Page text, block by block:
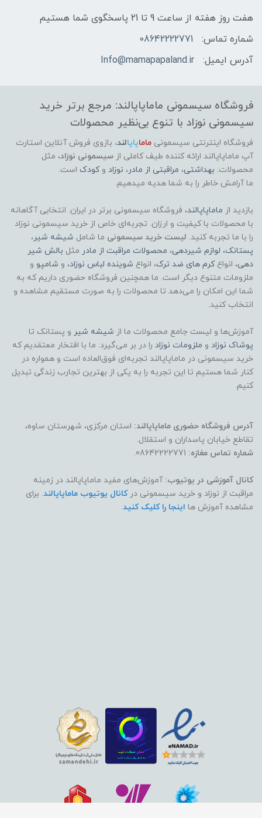
هفت روز هفته از ساعت 9 تا 21 پاسخگوی شما هستیم
شماره تماس:
08642222771
آدرس ایمیل:
Info@mamapapaland.ir
فروشگاه سیسمونی ماماپاپالند: مرجع برتر خرید
سیسمونی نوزاد با تنوع بی‌نظیر محصولات
فروشگاه اینترنتی سیسمونی ماماپاپالند، بازوی فروش آنلاین استارت
آپ ماماپاپالند ارائه کننده طیف کاملی از سیسمونی نوزاد، مثل
محصولات: بهداشتی، مراقبتی از مادر ، نوزاد وکودک است.
ما آرامش خاطر را به شما هدیه میدهیم.
بازدید از ماماپاپالند، فروشگاه سیسمونی برتر در ایران. انتخابی آگاهانه
با محصولات با کیفیت و ارزان. تجربه‌ای خاص از خرید سیسمونی نوزاد
را با ما تجربه کنید. لیست خرید سیسمونی ما شامل شیشه شیر ،
پستانک، لوازم شیردهی، محصولات مراقبت از مادر مثل بالش شیر
دهی، انواعکرم های ضد ترک، انواع شوینده لباس نوزاد، و شامپو و
ملزومات متنوع دیگر است. ما همچنین فروشگاه حضوری داریم که به
شما این امکان را می‌دهد تا محصولات را به صورت مستقیم مشاهده و
انتخاب کنید.
آموزش‌ها و لیست جامع محصولات ما از شیشه شیر و پستانک تا
پوشاک نوزاد و ملزومات نوزاد را در بر می‌گیرد. ما با افتخار معتقدیم که
خرید سیسمونی در ماماپاپالند تجربه‌ای فوق‌العاده است و همواره در
کنار شما هستیم تا این تجربه را به یکی از بهترین تجارب زندگی تبدیل
کنیم.
آدرس فروشگاه حضوری ماماپاپالند: استان مرکزی، شهرستان ساوه،
تقاطع خیابان پاسداران و استقلال.
شماره تماس مغازه:
کانال آموزشی در یوتیوب: آموزش‌های مفید ماماپاپالند در زمینه
مراقبت از نوزاد و خرید سیسمونی درکانال یوتیوب ماماپاپالند. برای
مشاهده آموزش ها اینجا را کلیک کنید.